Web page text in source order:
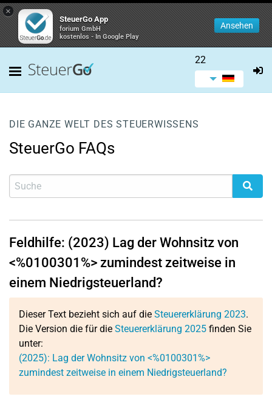
×
SteuerGo App
forium GmbH
kostenlos - In Google Play
Ansehen
22
DIE GANZE WELT DES STEUERWISSENS
SteuerGo FAQs
Feldhilfe: (2023) Lag der Wohnsitz von
<%0100301%> zumindest zeitweise in
einem Niedrigsteuerland?
Dieser Text bezieht sich auf die Steuererklärung 2023.
Die Version die für die Steuererklärung 2025 finden Sie
unter:
(2025): Lag der Wohnsitz von <%0100301%>
zumindest zeitweise in einem Niedrigsteuerland?